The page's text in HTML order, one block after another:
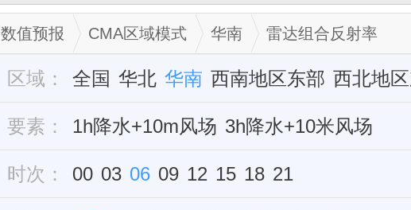
数值预报 CMA区域模式 华南 雷达组合反射率
区域： 全国 华北 华南 西南地区东部 西北地
华中 西藏 新疆 华东 单站
要素： 1h降水+10m风场 3h降水+10米风场
6h降水+10米风场 12h降水+10米风场
时次： 00 03 06 09 12 15 18 21